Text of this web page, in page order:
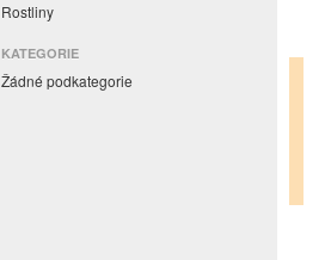
Rostliny
KATEGORIE
Žádné podkategorie